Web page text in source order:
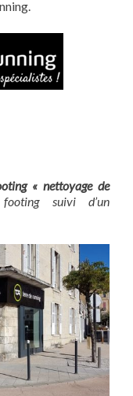
« nettoyage de
suivi d’un